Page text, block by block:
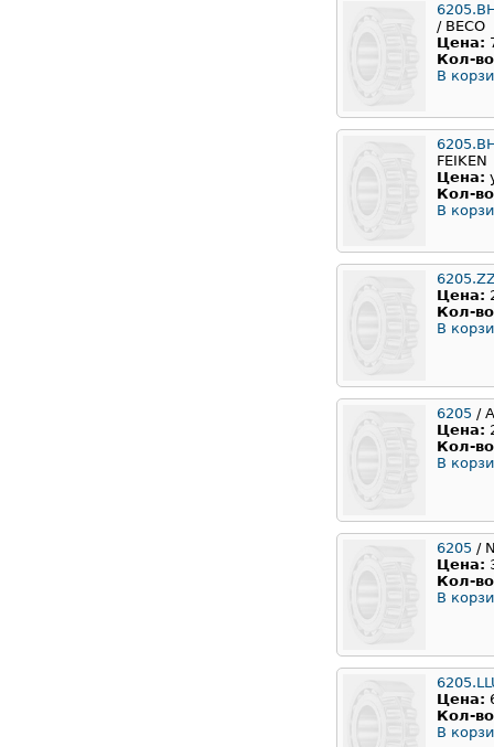
/ BECO
Цена:
Кол-
В
FEIKEN
Цена:
Кол-
В
Цена:
Кол-
В
6205 /
Цена:
Кол-
В
6205 /
Цена:
Кол-
В
Цена:
Кол-
В